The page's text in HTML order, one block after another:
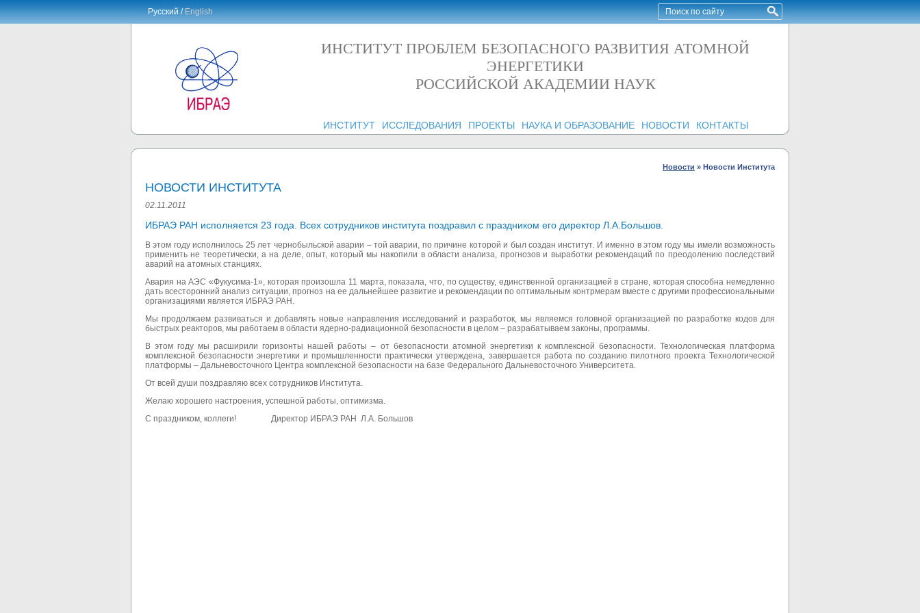
Русский /English
ИНСТИТУТ ПРОБЛЕМ БЕЗОПАСНОГО РАЗВИТИЯ АТОМНОЙ
ЭНЕРГЕТИКИ
РОССИЙСКОЙ АКАДЕМИИ НАУК
ИНСТИТУТ ИССЛЕДОВАНИЯ ПРОЕКТЫ НАУКА И ОБРАЗОВАНИЕ НОВОСТИ КОНТАКТЫ
Новости » Новости Института
НОВОСТИ ИНСТИТУТА
02.11.2011
ИБРАЭ РАН исполняется 23 года. Всех сотрудников института поздравил с праздником его директор Л.А.Большов.
В этом году исполнилось 25 лет чернобыльской аварии – той аварии, по причине которой и был создан институт. И именно в этом году мы имели возможность
применить не теоретически, а на деле, опыт, который мы накопили в области анализа, прогнозов и выработки рекомендаций по преодолению последствий
аварий на атомных станциях.
Авария на АЭС «Фукусима-1», которая произошла 11 марта, показала, что, по существу, единственной организацией в стране, которая способна немедленно
дать всесторонний анализ ситуации, прогноз на ее дальнейшее развитие и рекомендации по оптимальным контрмерам вместе с другими профессиональными
организациями является ИБРАЭ РАН.
Мы продолжаем развиваться и добавлять новые направления исследований и разработок, мы являемся головной организацией по разработке кодов для
быстрых реакторов, мы работаем в области ядерно-радиационной безопасности в целом – разрабатываем законы, программы.
В этом году мы расширили горизонты нашей работы – от безопасности атомной энергетики к комплексной безопасности. Технологическая платформа
комплексной безопасности энергетики и промышленности практически утверждена, завершается работа по созданию пилотного проекта Технологической
платформы – Дальневосточного Центра комплексной безопасности на базе Федерального Дальневосточного Университета.
От всей души поздравляю всех сотрудников Института.
Желаю хорошего настроения, успешной работы, оптимизма.
С праздником, коллеги! Директор ИБРАЭ РАН Л.А. Большов